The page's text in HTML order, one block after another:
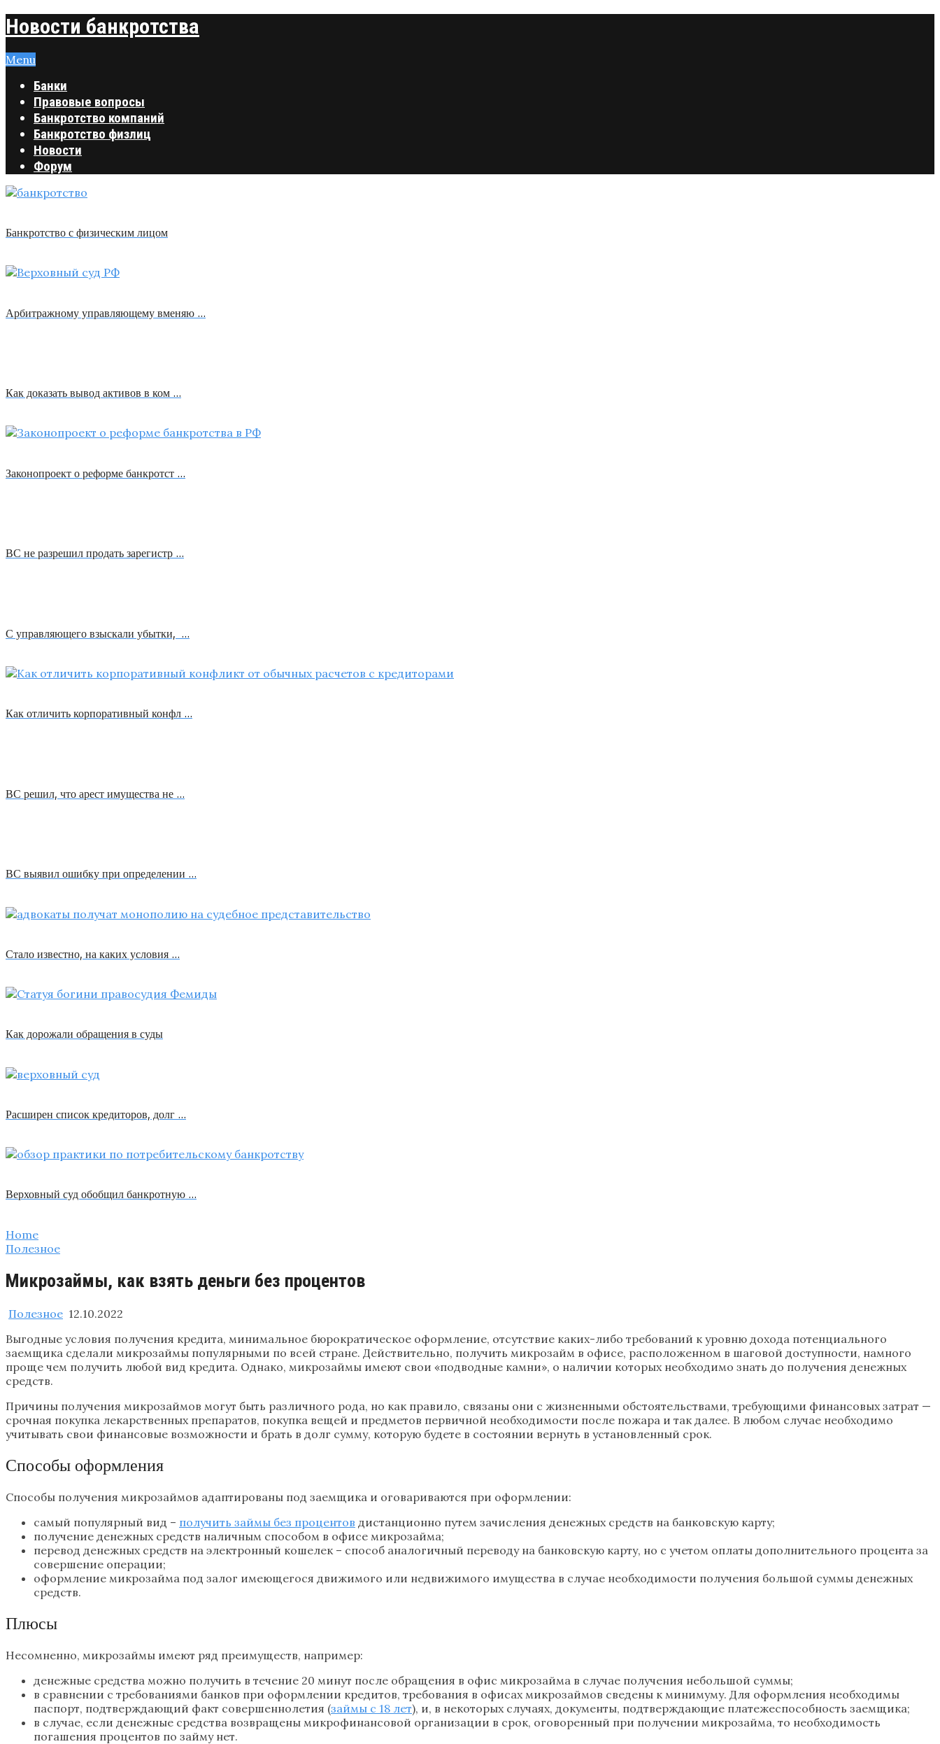
Новости банкротства
Menu
Банки
Правовые вопросы
Банкротство компаний
Банкротство физлиц
Новости
Форум
Банкротство с физическим лицом
Арбитражному управляющему вменяю …
Как доказать вывод активов в ком …
Законопроект о реформе банкротст …
ВС не разрешил продать зарегистр …
С управляющего взыскали убытки, …
Как отличить корпоративный конфл …
ВС решил, что арест имущества не …
ВС выявил ошибку при определении …
Стало известно, на каких условия …
Как дорожали обращения в суды
Расширен список кредиторов, долг …
Верховный суд обобщил банкротную …
Home
Полезное
Микрозаймы, как взять деньги без процентов
Полезное 12.10.2022
Выгодные условия получения кредита, минимальное бюрократическое оформление, отсутствие каких-либо требований к уровню дохода потенциального
заемщика сделали микрозаймы популярными по всей стране. Действительно, получить микрозайм в офисе, расположенном в шаговой доступности, намного
проще чем получить любой вид кредита. Однако, микрозаймы имеют свои «подводные камни», о наличии которых необходимо знать до получения денежных
средств.
Причины получения микрозаймов могут быть различного рода, но как правило, связаны они с жизненными обстоятельствами, требующими финансовых затрат —
срочная покупка лекарственных препаратов, покупка вещей и предметов первичной необходимости после пожара и так далее. В любом случае необходимо
учитывать свои финансовые возможности и брать в долг сумму, которую будете в состоянии вернуть в установленный срок.
Способы оформления
Способы получения микрозаймов адаптированы под заемщика и оговариваются при оформлении:
самый популярный вид – получить займы без процентов дистанционно путем зачисления денежных средств на банковскую карту;
получение денежных средств наличным способом в офисе микрозайма;
перевод денежных средств на электронный кошелек – способ аналогичный переводу на банковскую карту, но с учетом оплаты дополнительного процента за
совершение операции;
оформление микрозайма под залог имеющегося движимого или недвижимого имущества в случае необходимости получения большой суммы денежных
средств.
Плюсы
Несомненно, микрозаймы имеют ряд преимуществ, например:
денежные средства можно получить в течение 20 минут после обращения в офис микрозайма в случае получения небольшой суммы;
в сравнении с требованиями банков при оформлении кредитов, требования в офисах микрозаймов сведены к минимуму. Для оформления необходимы
паспорт, подтверждающий факт совершеннолетия (займы с 18 лет), и, в некоторых случаях, документы, подтверждающие платежеспособность заемщика;
в случае, если денежные средства возвращены микрофинансовой организации в срок, оговоренный при получении микрозайма, то необходимость
погашения процентов по займу нет.